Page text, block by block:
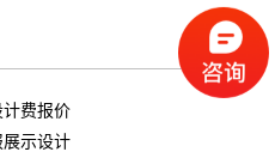
费报价
示设计